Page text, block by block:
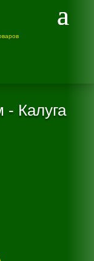
- Калуга